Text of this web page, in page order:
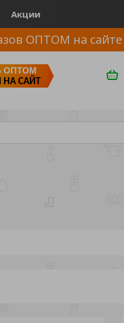
Акции
ОПТОМ на сайте
ОПТОМ
НА САЙТ